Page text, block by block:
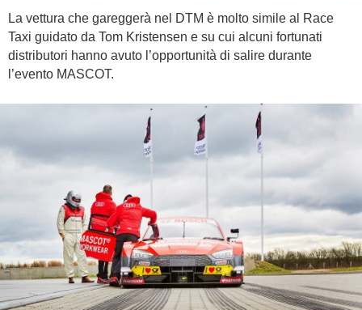
La vettura che gareggerà nel DTM è molto simile al Race
Taxi guidato da Tom Kristensen e su cui alcuni fortunati
distributori hanno avuto l’opportunità di salire durante
l’evento MASCOT.